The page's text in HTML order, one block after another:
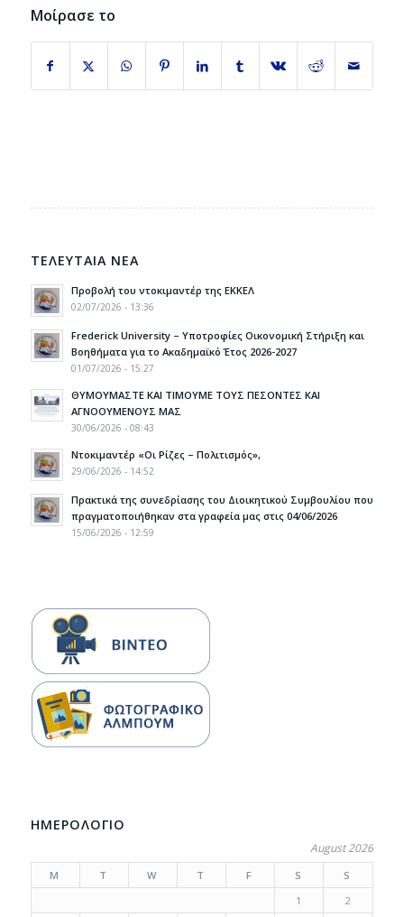
Μοίρασε το
ΤΕΛΕΥΤΑΙΑ ΝΕΑ
Προβολή του ντοκιμαντέρ της ΕΚΚΕΛ
02/07/2026 - 13:36
Frederick University – Υποτροφίες Οικονομική Στήριξη και
Βοηθήματα για το Ακαδημαϊκό Έτος 2026-2027
01/07/2026 - 15:27
ΘΥΜΟΥΜΑΣΤΕ ΚΑΙ ΤΙΜΟΥΜΕ ΤΟΥΣ ΠΕΣΟΝΤΕΣ ΚΑΙ
ΑΓΝΟΟΥΜΕΝΟΥΣ ΜΑΣ
30/06/2026 - 08:43
Ντοκιμαντέρ «Οι Ρίζες – Πολιτισμός»,
29/06/2026 - 14:52
Πρακτικά της συνεδρίασης του Διοικητικού Συμβουλίου που
πραγματοποιήθηκαν στα γραφεία μας στις 04/06/2026
15/06/2026 - 12:59
ΗΜΕΡΟΛΟΓΙΟ
August 2026
M T W T F S
S
1
2